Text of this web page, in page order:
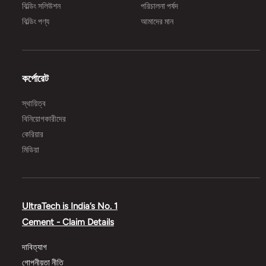
বিল্ডিং সলিউশন
বিল্ডিং পণ্য
পরিচালনা পর্ষদ
আমাদের মান
কর্পোরেট
স্থায়িত্ব
বিনিয়োগকারীদের
কেরিয়ার
মিডিয়া
UltraTech is India’s No. 1
Cement - Claim Details
দাবিত্যাগ
গোপনীয়তা নীতি